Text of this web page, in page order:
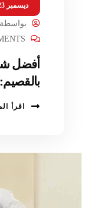
ديسمبر 23, 2025
أفضل
بالقصيم:
اقرأ